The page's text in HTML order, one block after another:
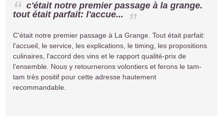
c'était notre premier passage à la grange.
tout était parfait: l'accue...
C'était notre premier passage à La Grange. Tout était parfait:
l'accueil, le service, les explications, le timing, les propositions
culinaires, l'accord des vins et le rapport qualité-prix de
l'ensemble. Nous y retournerons volontiers et ferons le tam-
tam très positif pour cette adresse hautement
recommandable.